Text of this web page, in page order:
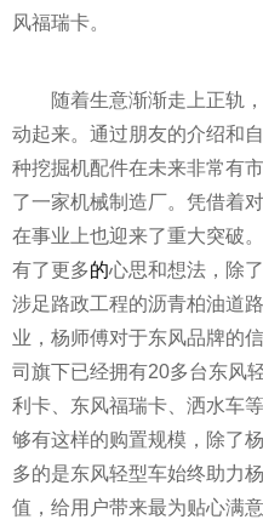
风福瑞卡。
随着生意渐渐走上正轨
动起来。通过朋友的介绍和
种挖掘机配件在未来非常有
了一家机械制造厂。凭借着
在事业上也迎来了重大突破
有了更多的心思和想法，除
涉足路政工程的沥青柏油道
业，杨师傅对于东风品牌的
司旗下已经拥有20多台东风
利卡、东风福瑞卡、洒水车
够有这样的购置规模，除了
多的是东风轻型车始终助力
值，给用户带来最为贴心满意